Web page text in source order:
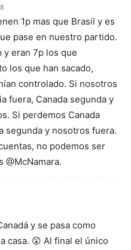
1p mas que Brasil y es
pase en nuestro partido.
y eran 7p los que
los que han sacado,
controlado. Si nosotros
fuera, Canada segunda y
Si perdemos Canada
segunda y nosotros fuera.
no podemos ser
@McNamara.
y se pasa como
casa. 😲 Al final el único